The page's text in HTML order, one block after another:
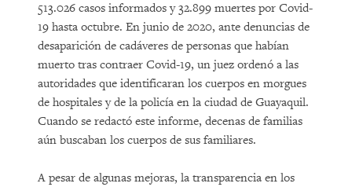
513.026 casos informados y 32.899 muertes por Covid-
19 hasta octubre. En junio de 2020, ante denuncias de
desaparición de cadáveres de personas que habían
muerto tras contraer Covid-19, un juez ordenó a las
autoridades que identificaran los cuerpos en morgues
de hospitales y de la policía en la ciudad de Guayaquil.
Cuando se redactó este informe, decenas de familias
aún buscaban los cuerpos de sus familiares.
A pesar de algunas mejoras, la transparencia en los